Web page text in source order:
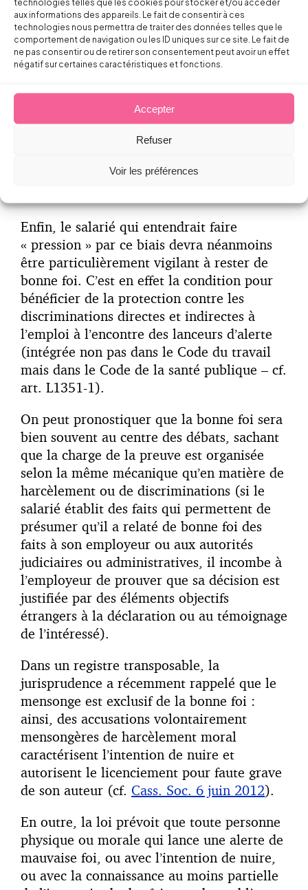
technologies telles que les cookies pour stocker et/ou accéder
aux informations des appareils. Le fait de consentir à ces
technologies nous permettra de traiter des données telles que le
comportement de navigation ou les ID uniques sur ce site. Le fait de
ne pas consentir ou de retirer son consentement peut avoir un effet
négatif sur certaines caractéristiques et fonctions.
Accepter
Refuser
Voir les préférences
donnée par l’employeur dans un délai de
1 mois ou de divergence d’analyse sur le
bien-fondé de l’alerte. Dans ce cadre, les
pouvoirs du Préfet ne sont pas définis,
de ses prérogatives régaliennes devrait
inciter l’employeur à réagir avec
diligences face à ce nouveau type
possible (en tout état de cause dans un
Enfin, le salarié qui entendrait faire
« pression » par ce biais devra néanmoins
être particulièrement vigilant à rester de
bonne foi. C’est en effet la condition pour
bénéficier de la protection contre les
discriminations directes et indirectes à
l’emploi à l’encontre des lanceurs d’alerte
(intégrée non pas dans le Code du travail
mais dans le Code de la santé publique – cf.
art. L1351-1).
On peut pronostiquer que la bonne foi sera
bien souvent au centre des débats, sachant
que la charge de la preuve est organisée
selon la même mécanique qu’en matière de
harcèlement ou de discriminations (si le
salarié établit des faits qui permettent de
présumer qu’il a relaté de bonne foi des
faits à son employeur ou aux autorités
judiciaires ou administratives, il incombe à
l’employeur de prouver que sa décision est
justifiée par des éléments objectifs
étrangers à la déclaration ou au témoignage
de l’intéressé).
Dans un registre transposable, la
jurisprudence a récemment rappelé que le
mensonge est exclusif de la bonne foi :
ainsi, des accusations volontairement
mensongères de harcèlement moral
caractérisent l’intention de nuire et
autorisent le licenciement pour faute grave
de son auteur (cf. Cass. Soc. 6 juin 2012).
En outre, la loi prévoit que toute personne
physique ou morale qui lance une alerte de
mauvaise foi, ou avec l’intention de nuire,
ou avec la connaissance au moins partielle